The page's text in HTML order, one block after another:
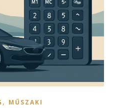
, MŰSZAKI